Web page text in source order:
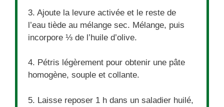
3. Ajoute la levure activée et le reste de
l’eau tiède au mélange sec. Mélange, puis
incorpore ⅓ de l’huile d’olive.
4. Pétris légèrement pour obtenir une pâte
homogène, souple et collante.
5. Laisse reposer 1 h dans un saladier huilé,